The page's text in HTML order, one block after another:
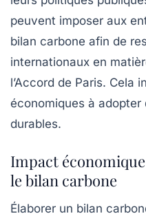
peuvent imposer aux
bilan carbone afin de
internationaux en
l’Accord de Paris. Cela
économiques à adopter
durables.
Impact
le bilan carbone
Élaborer un bilan